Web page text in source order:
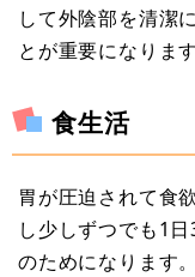
して外陰部を清潔
とが重要になります
食生活
胃が圧迫されて食
し少しずつでも1
のためになります。